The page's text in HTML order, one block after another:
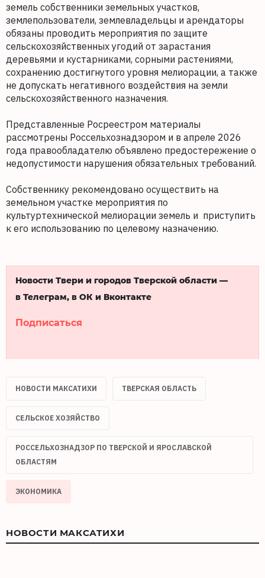
земель собственники земельных участков,
землепользователи, землевладельцы и арендаторы
обязаны проводить мероприятия по защите
сельскохозяйственных угодий от зарастания
деревьями и кустарниками, сорными растениями,
сохранению достигнутого уровня мелиорации, а также
не допускать негативного воздействия на земли
сельскохозяйственного назначения.
Представленные Росреестром материалы
рассмотрены Россельхознадзором и в апреле 2026
года правообладателю объявлено предостережение о
недопустимости нарушения обязательных требований.
Собственнику рекомендовано осуществить на
земельном участке мероприятия по
культуртехнической мелиорации земель и приступить
к его использованию по целевому назначению.
Новости Твери и городов Тверской области —
в Телеграм, в ОК и Вконтакте
Подписаться
НОВОСТИ МАКСАТИХИ ТВЕРСКАЯ ОБЛАСТЬ
СЕЛЬСКОЕ ХОЗЯЙСТВО
РОССЕЛЬХОЗНАДЗОР ПО ТВЕРСКОЙ И ЯРОСЛАВСКОЙ
ОБЛАСТЯМ
ЭКОНОМИКА
НОВОСТИ МАКСАТИХИ